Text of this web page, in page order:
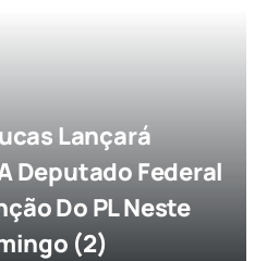
Lançará
Deputado Federal
Do PL Neste
(2)